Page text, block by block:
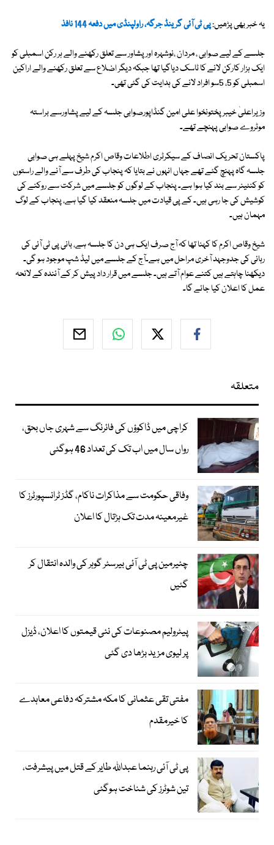
یہ خبر بھی پڑھیں:پی ٹی آئی گرینڈ جرگہ، راولپنڈی میں دفعہ 144 نافذ
جلسے کے لیے صوابی ، مردان ،نوشہرہ اور پشاور سے تعلق رکھنے والے ہر رکن اسمبلی کو
ایک ہزار کارکن لانے کا ٹاسک دیاگیا تھا جبکہ دیگر اضلاع سے تعلق رکھنے والے اراکین
اسمبلی کو 5، 5سو افراد لانے کی ہدایت کی گئی تھی۔
وزیراعلیٰ خیبرپختونخوا علی امین گنڈاپورصوابی جلسہ کے لیے پشاورسے براستہ
موٹروے صوابی پہنچے تھے۔
پاکستان تحریک انصاف کے سیکرٹری اطلاعات وقاص اکرم شیخ پہلے ہی صوابی
جلسہ گاہ پہنچ گئے تھے جہاں انہوں نے بتایا کہ پنجاب کی طرف سے آنے والے راستوں
کو کنٹینر سے بند کیا ہوا ہے۔ پنجاب کے لوگوں کو جلسے میں شرکت سے روکنے کی
کوشیش کی جا رہی ہیں۔ کے پی قیادت میں جلسہ منعقد کیا گیا ہے، پنجاب کے لوگ
مہمان ہیں۔
شیخ وقاص اکرم کا کہنا تھا کہ آج صرف ایک ہی دن کا جلسہ ہے، بانی پی ٹی آئی کی
رہائی کی جدوجہد آخری مراحل میں ہے۔آج کے جلسے میں لیڈ شپ موجود ہو گی۔
دیکھنا چاہتے ہیں کتنے عوام آتے ہیں۔ جلسے میں قرار داد پیش کر کے آئندہ کے لائحہ
عمل کا اعلان کیا جائے گا۔
متعلقہ
کراچی میں ڈاکوؤں کی فائرنگ سے شہری جاں بحق،
رواں سال میں اب تک کی تعداد 46 ہوگئی
وفاقی حکومت سے مذاکرات ناکام، گڈز ٹرانسپورٹرز کا
غیرمعینہ مدت تک ہڑتال کا اعلان
چئیرمین پی ٹی آئی بیرسٹر گوہر کی والدہ انتقال کر
گئیں
پیٹرولیم مصنوعات کی نئی قیمتوں کا اعلان، ڈیزل
پر لیوی مزید بڑھا دی گئی
مفتی تقی عثمانی کا مکہ مشترکہ دفاعی معاہدے
کا خیرمقدم
پی ٹی آئی رہنما عبداللہ طایر کے قتل میں پیشرفت،
تین شوٹرز کی شناخت ہوگئی